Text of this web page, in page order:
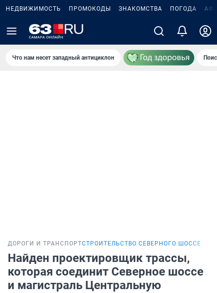
НЕДВИЖИМОСТЬ ПРОМОКОДЫ ЗНАКОМСТВА ПОГОДА
Что нам несет западный антициклон
ДОРОГИ И ТРАНСПОРТСТРОИТЕЛЬСТВО СЕВЕРНОГО ШОССЕ
Найден проектировщик трассы,
которая соединит Северное шоссе
и магистраль Центральную